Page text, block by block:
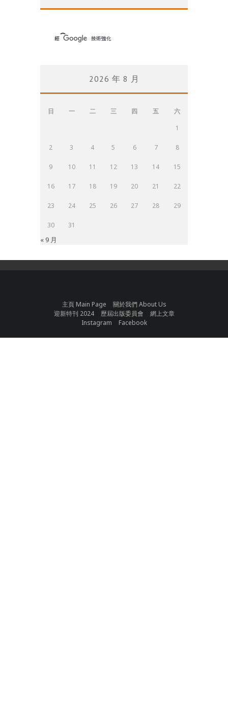
2026 年 8 月
日 一 二 三 四 五
六
1
2 3 4 5 6 7 8
9 10 11 12 13 14 15
16 17 18 19 20 21 22
23 24 25 26 27 28 29
30 31
« 9 月
主頁 Main Page
關於我們 About Us
迎新特刊 2024
歷屆出版委員會
網上文章
Instagram
Facebook